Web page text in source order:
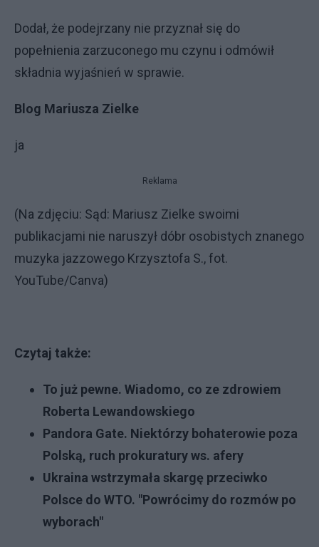
Dodał, że podejrzany nie przyznał się do
popełnienia zarzuconego mu czynu i odmówił
składnia wyjaśnień w sprawie.
Blog Mariusza Zielke
ja
Reklama
(Na zdjęciu: Sąd: Mariusz Zielke swoimi
publikacjami nie naruszył dóbr osobistych znanego
muzyka jazzowego Krzysztofa S., fot.
YouTube/Canva)
Czytaj także:
To już pewne. Wiadomo, co ze zdrowiem
Roberta Lewandowskiego
Pandora Gate. Niektórzy bohaterowie poza
Polską, ruch prokuratury ws. afery
Ukraina wstrzymała skargę przeciwko
Polsce do WTO. "Powrócimy do rozmów po
wyborach"